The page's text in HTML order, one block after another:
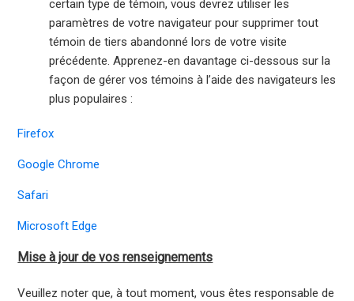
certain type de témoin, vous devrez utiliser les
paramètres de votre navigateur pour supprimer tout
témoin de tiers abandonné lors de votre visite
précédente. Apprenez-en davantage ci-dessous sur la
façon de gérer vos témoins à l’aide des navigateurs les
plus populaires :
Firefox
Google Chrome
Safari
Microsoft Edge
Mise à jour de vos renseignements
Veuillez noter que, à tout moment, vous êtes responsable de